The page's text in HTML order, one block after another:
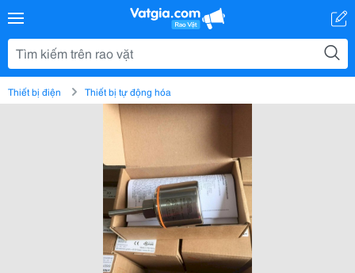
Thiết bị điện Thiết bị tự động hóa